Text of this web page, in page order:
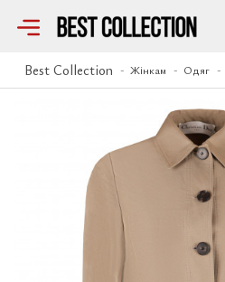
Best Collection Жінкам Одяг
Куртка Dior